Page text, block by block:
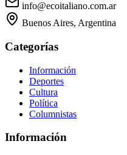
info@ecoitaliano.com.ar
Buenos Aires, Argentina
Categorías
Información
Deportes
Cultura
Política
Columnistas
Información